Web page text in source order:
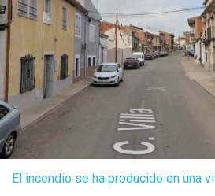
El incendio se ha producido en una